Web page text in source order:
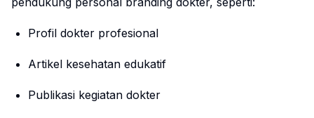
Profil dokter profesional
Artikel kesehatan edukatif
Publikasi kegiatan dokter